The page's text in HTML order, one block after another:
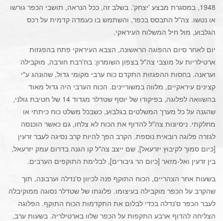
1948, במסגרת מבצע 'יצחק'. בשלב זה, ככל הנראה, תושבי הכפר גורשו
או נטשו. צה"ל התבסס בכפר, והשתמש בו כעמדה קדמית על רכס
הגלבוע, מול חיל המשלוח העיראקי.
יום לאחר סיום ההפוגה הראשונה, הצבא העיראקי פתח בהפגזות
ארטילריות על מוצבי צה"ל בצפון השומרון: בח'רבת חורבה, מוקבילה
ועראנה. בחסות ההפגזות התקדם כוח ערבי מקומי גדול, שהונהג ע"י
קצינים עיראקיים, מלווה במשוריינים. הכוח הערבי היה גדול מאוד
בהשוואה לפלוגה, בפיקודו של יוסף שטדלר מגדוד 14 של חטיבת גולני,
שהגנה על כל מערך המשלטים בגלבוע, כשבכל משלט כוח כיתתי או
מחלקתי. ניסיונות צה"ל להדוף את הכוח לא צלחו, גם כאשר הוכנסה
לגזרה פלוגה רובאית נוספת. הקרב הפך להיות קרב נסיגה לעבר זרעין
[כיום סמוך לקיבוץ יזרעאל], שם ייצב צה"ל קו הגנה בדרום עמק יזרעאל,
בין זרעין ואל-מזאר [כיום הר גיבורים], לבלימת התוקפים הערבים.
בשעות אחר הצהריים, הכוח התוקף פנה לכיוון ס'נדלה וערבונה, תוך
שהקרב על הכפר מוקבילה בעיצומו. פלוגתו של שטדלר נסוגה ממוקיבלה
לעבר הכפר ס'נדלה בכדי לבלום את התקדמות הכוח התוקף. הפלוגה
הצליחה להדוף ארבע התקפות על הכפר שלוו בארטילריה. בשעות ערב,